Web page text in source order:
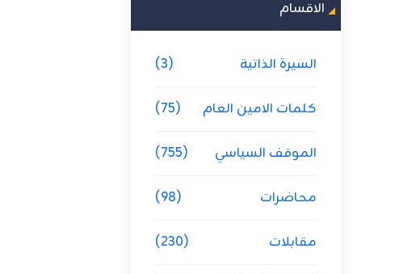
الاقسام
السيرة الذاتية (3)
كلمات الامين العام (75)
الموقف السياسي (755)
محاضرات (98)
مقابلات (230)